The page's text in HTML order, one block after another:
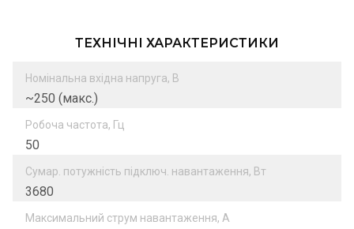
ТЕХНІЧНІ ХАРАКТЕРИСТИКИ
Номінальна вхідна напруга, В
~250 (макс.)
Робоча частота, Гц
50
Сумар. потужність підключ. навантаження, Вт
3680
Максимальний струм навантаження, А